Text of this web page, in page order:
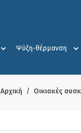
Ψύξη-θέρμανση
Αρχική Οικιακές